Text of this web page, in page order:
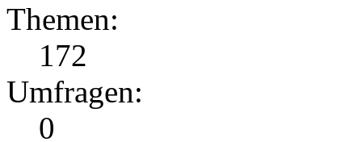
Themen:
172
Umfragen:
0